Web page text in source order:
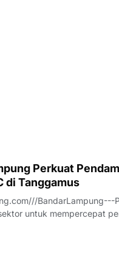
Perkuat
di Tanggamus
BandarLampung---
untuk mempercepat
tersebut dibahas dalam